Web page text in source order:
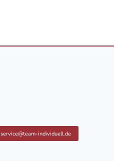
service@team-individuell.de